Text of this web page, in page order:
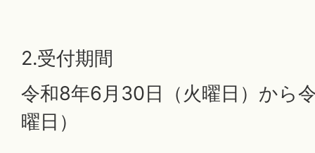
2.受付期間
令和8年6月30日（火曜日）から
曜日）